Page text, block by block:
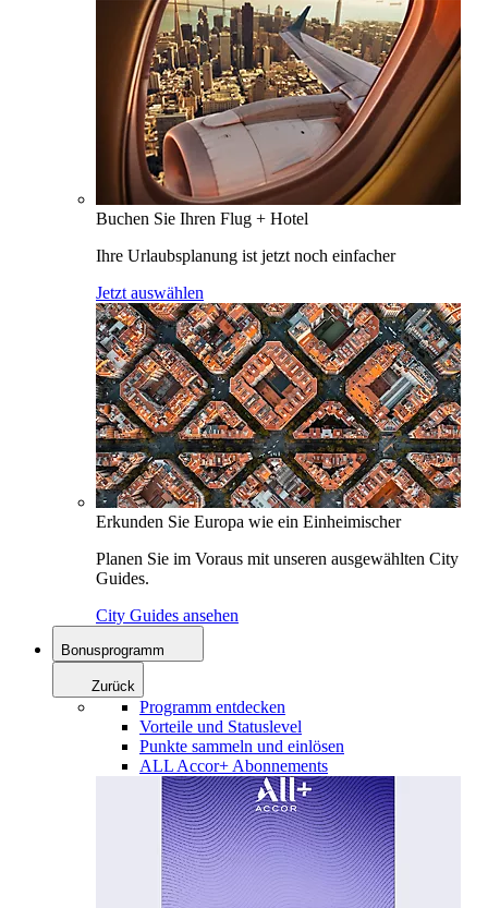
Buchen Sie Ihren Flug + Hotel
Ihre Urlaubsplanung ist jetzt noch einfacher
Jetzt auswählen
Erkunden Sie Europa wie ein Einheimischer
Planen Sie im Voraus mit unseren ausgewählten City
Guides.
City Guides ansehen
Bonusprogramm
Zurück
Programm entdecken
Vorteile und Statuslevel
Punkte sammeln und einlösen
ALL Accor+ Abonnements